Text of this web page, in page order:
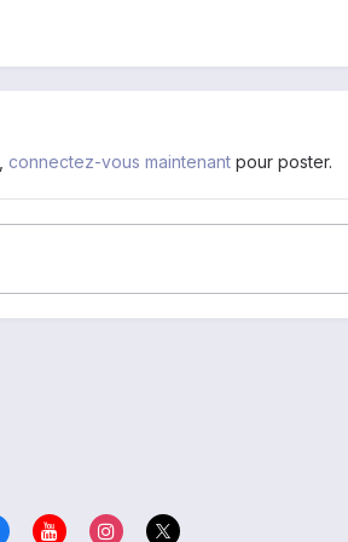
connectez-vous maintenant pour poster.